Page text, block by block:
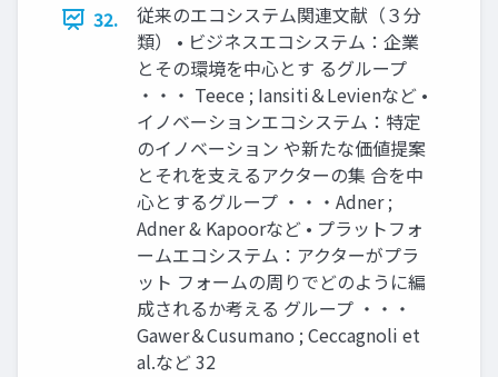
32.
従来のエコシステム関連文献（３分
類） • ビジネスエコシステム：企業
とその環境を中心とす るグループ
・・・ Teece ; Iansiti＆Levienなど •
イノベーションエコシステム：特定
のイノベーション や新たな価値提案
とそれを支えるアクターの集 合を中
心とするグループ ・・・Adner ;
Adner & Kapoorなど • プラットフォ
ームエコシステム：アクターがプラ
ット フォームの周りでどのように編
成されるか考える グループ ・・・
Gawer＆Cusumano ; Ceccagnoli et
al.など 32